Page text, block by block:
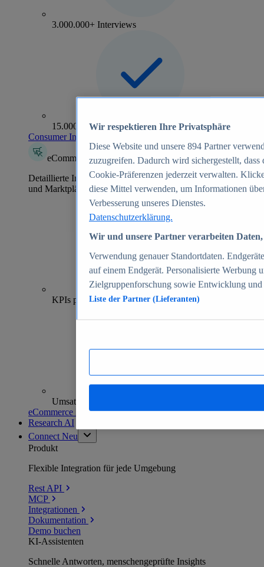
3.000.000+ Interviews
15.000+ Marken
Consumer Insights entdecken
eCommerce Insights
Detaillierte Informationen zu mehr als 39.000 Online-Shops
und Marktplätzen
70+
KPIs pro Shop
Umsatzanalysen und -prognosen
eCommerce Insights entdecken
Research AI
Connect Neu
Produkt
Flexible Integration für jede Umgebung
Rest API
MCP
Integrationen
Dokumentation
Demo buchen
KI-Assistenten
Schnelle Antworten, menschengeprüfte Insights
Wir respektieren Ihre Privatsphäre
Diese Website und unsere 894 Partner
zuzugreifen. Dadurch wird sichergestellt,
Cookie-Präferenzen jederzeit verwalten.
diese Mittel verwenden, um Informationen
Verbesserung unseres Dienstes.
Datenschutzerklärung.
Wir und unsere Partner verarbeiten
Verwendung genauer Standortdaten.
auf einem Endgerät. Personalisierte Werbung
Zielgruppenforschung sowie Entwicklung
Liste der Partner (Lieferanten)